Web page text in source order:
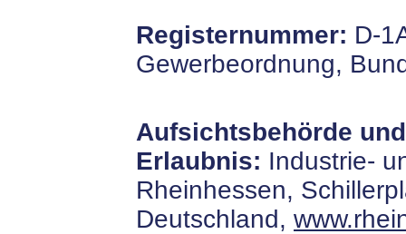
Registernummer: D-
Gewerbeordnung,
Aufsichtsbehörde
Erlaubnis: Industrie-
Rheinhessen,
Deutschland,